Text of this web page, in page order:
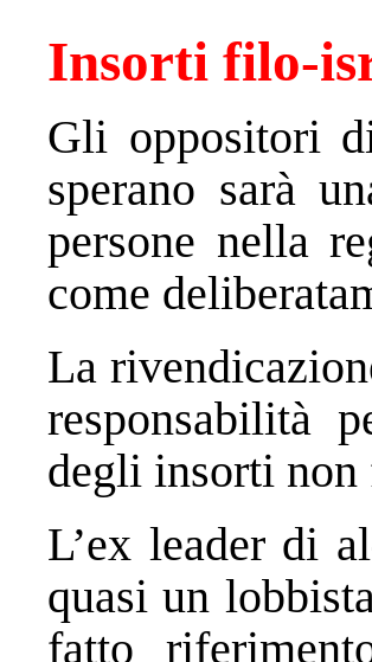
Insorti filo-
Gli oppositori
sperano sarà
persone nella
come
La
responsabilità
degli insorti non
L’ex leader di
quasi un
fatto